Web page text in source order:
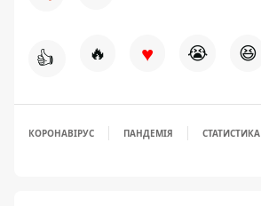
👍 🔥 ♥ 😭 😆
КОРОНАВІРУС ПАНДЕМІЯ СТАТИСТИКА